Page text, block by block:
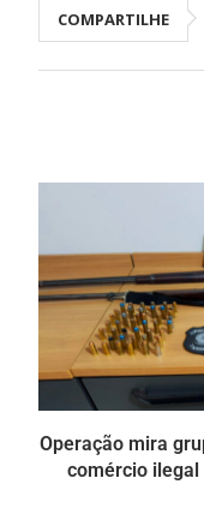
COMPARTILHE
Operação mira
comércio